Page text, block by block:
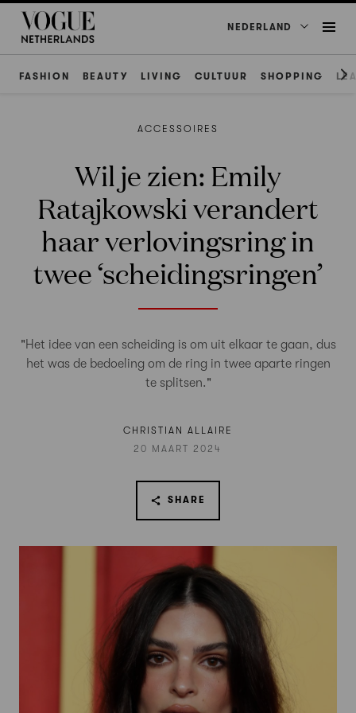
NEDERLAND
FASHION BEAUTY LIVING CULTUUR SHOPPING
ACCESSOIRES
Wil je zien: Emily
Ratajkowski verandert
haar verlovingsring in
twee ‘scheidingsringen’
"Het idee van een scheiding is om uit elkaar te gaan, dus
het was de bedoeling om de ring in twee aparte ringen
te splitsen."
CHRISTIAN ALLAIRE
20 MAART 2024
SHARE